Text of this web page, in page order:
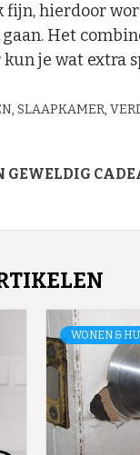
hierdoor
Het
je wat extra
, SLAAPKAMER,
GEWELDIG
WONEN &